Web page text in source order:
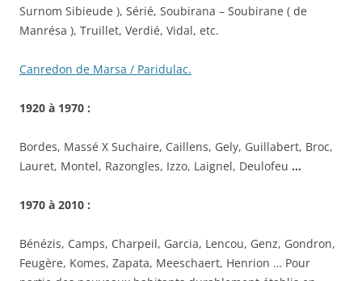
Surnom Sibieude ), Sérié, Soubirana – Soubirane ( de
Manrésa ), Truillet, Verdié, Vidal, etc.
Canredon de Marsa / Paridulac.
1920 à 1970 :
Bordes, Massé X Suchaire, Caillens, Gely, Guillabert, Broc,
Lauret, Montel, Razongles, Izzo, Laignel, Deulofeu …
1970 à 2010 :
Bénézis, Camps, Charpeil, Garcia, Lencou, Genz, Gondron,
Feugère, Komes, Zapata, Meeschaert, Henrion … Pour